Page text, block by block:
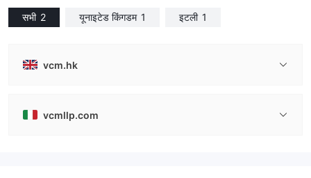
सभी 2 यूनाइटेड किंगडम 1 इटली 1
vcm.hk
vcmllp.com